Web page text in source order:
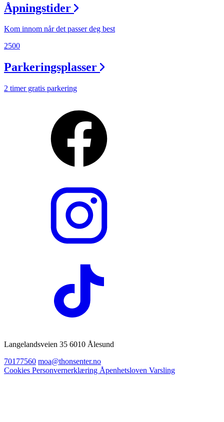
Åpningstider
Kom innom når det passer deg best
2500
Parkeringsplasser
2 timer gratis parkering
Langelandsveien 35 6010 Ålesund
70177560 moa@thonsenter.no
Cookies Personvernerklæring Åpenhetsloven Varsling